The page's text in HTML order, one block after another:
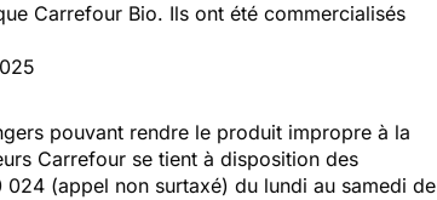
Carrefour Bio. Ils ont été commercialisés
pouvant rendre le produit impropre à la
Carrefour se tient à disposition des
(appel non surtaxé) du lundi au samedi de